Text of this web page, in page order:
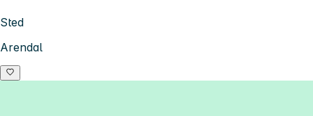
Sted
Arendal